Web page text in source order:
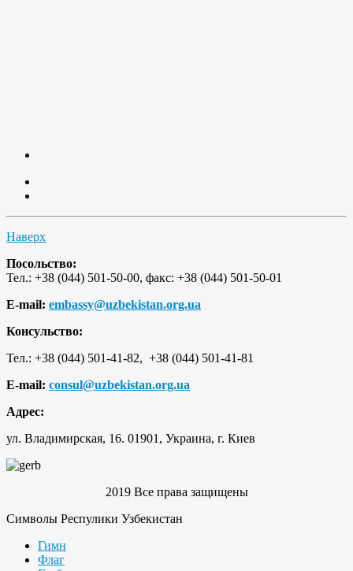
Наверх
Посольство:
Тел.: +38 (044) 501-50-00, факс: +38 (044) 501-50-01
E-mail: embassy@uzbekistan.org.ua
Консульство:
Тел.: +38 (044) 501-41-82, +38 (044) 501-41-81
E-mail: consul@uzbekistan.org.ua
Адрес:
ул. Владимирская, 16. 01901, Украина, г. Киев
2019 Все права защищены
Символы Респулики Узбекистан
Гимн
Флаг